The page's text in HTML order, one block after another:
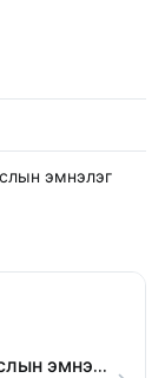
эмнэлэг
Wonderful Гоо сайхан мэс заслын эмнэлэг